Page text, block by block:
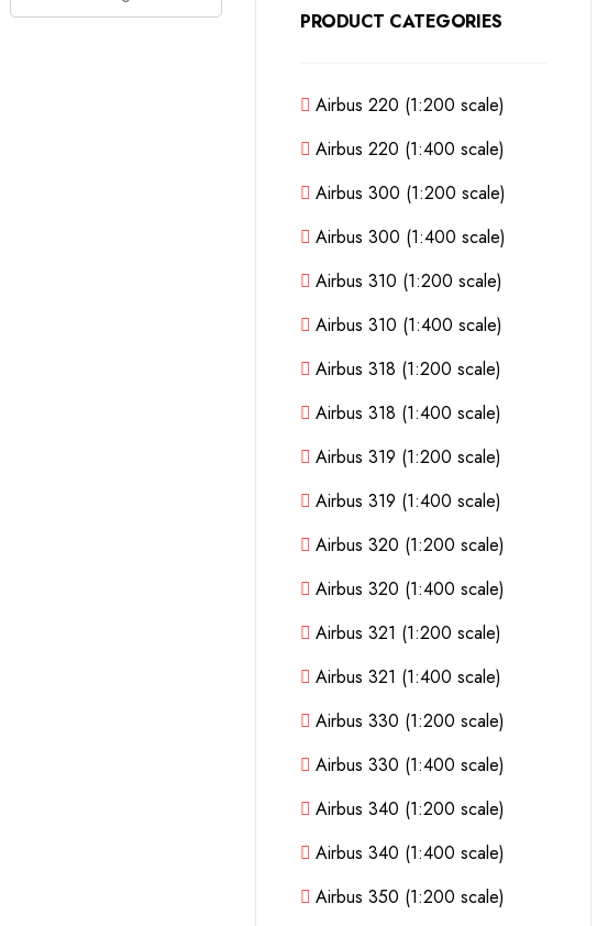
PRODUCT CATEGORIES
Airbus 220 (1:200 scale)
Airbus 220 (1:400 scale)
Airbus 300 (1:200 scale)
Airbus 300 (1:400 scale)
Airbus 310 (1:200 scale)
Airbus 310 (1:400 scale)
Airbus 318 (1:200 scale)
Airbus 318 (1:400 scale)
Airbus 319 (1:200 scale)
Airbus 319 (1:400 scale)
Airbus 320 (1:200 scale)
Airbus 320 (1:400 scale)
Airbus 321 (1:200 scale)
Airbus 321 (1:400 scale)
Airbus 330 (1:200 scale)
Airbus 330 (1:400 scale)
Airbus 340 (1:200 scale)
Airbus 340 (1:400 scale)
Airbus 350 (1:200 scale)